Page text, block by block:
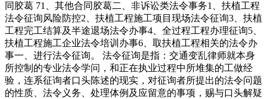
同胶葛 71、其他合同胶葛二、非诉讼类法令事务1、扶植工程
法令征询风险防控2、扶植工程施工项目现场法令征询3、扶植
工程完工结算及半途退场法令办事4、全过程工程办理征询5、
扶植工程施工企业法令培训办事6、取扶植工程相关的法令办
事一、进行法令征询。 法令征询是指：交通变乱律师就本身
所控制的专业法令学问，和正在执业过程中所堆集的工做经
验，连系征询者口头陈述的现实，对征询者所提出的法令问题
的性质、法令义务、处理体例及应留意的事项，赐与口头解疑